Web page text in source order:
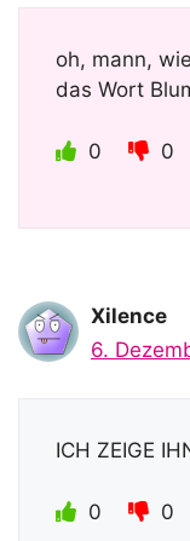
oh, mann,
das Wort
0 0
Xilence
6.
ICH ZEIGE
0 0